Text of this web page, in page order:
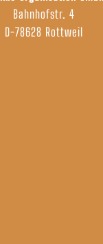
Bahnhofstr. 4
D-78628 Rottweil